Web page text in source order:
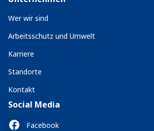
Wer wir sind
Arbeitsschutz und Umwelt
Karriere
Standorte
Kontakt
Social Media
Facebook